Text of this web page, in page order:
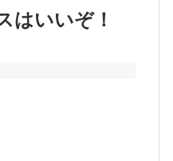
はいいぞ！